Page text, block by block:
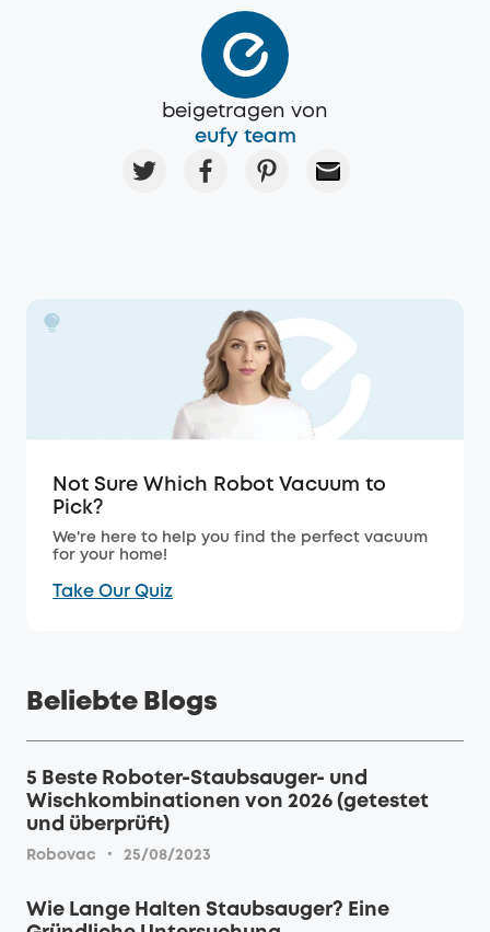
beigetragen von
eufy team
Not Sure Which Robot Vacuum to
Pick?
We're here to help you find the perfect vacuum
for your home!
Take Our Quiz
Beliebte Blogs
5 Beste Roboter-Staubsauger- und
Wischkombinationen von 2026 (getestet
und überprüft)
Robovac · 25/08/2023
Wie Lange Halten Staubsauger? Eine